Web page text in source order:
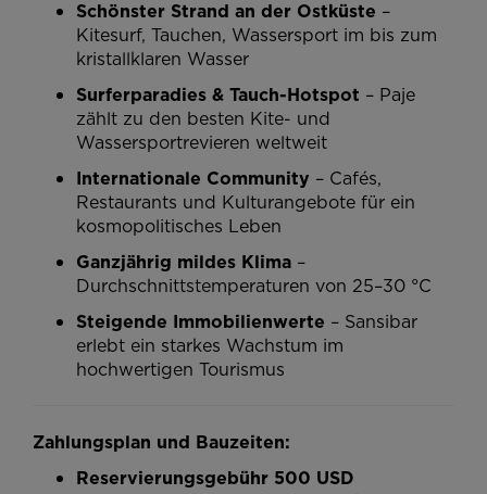
Schönster Strand an der Ostküste –
Kitesurf, Tauchen, Wassersport im bis zum
kristallklaren Wasser
Surferparadies & Tauch-Hotspot – Paje
zählt zu den besten Kite- und
Wassersportrevieren weltweit
Internationale Community – Cafés,
Restaurants und Kulturangebote für ein
kosmopolitisches Leben
Ganzjährig mildes Klima –
Durchschnittstemperaturen von 25–30 °C
Steigende Immobilienwerte – Sansibar
erlebt ein starkes Wachstum im
hochwertigen Tourismus
Zahlungsplan und Bauzeiten:
Reservierungsgebühr 500 USD